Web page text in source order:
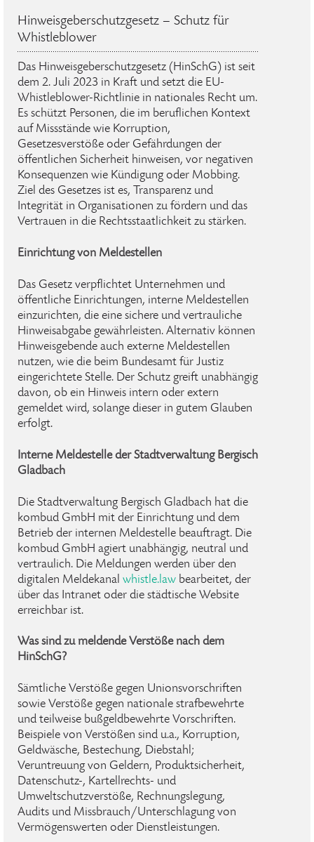
Hinweisgeberschutzgesetz – Schutz für
Whistleblower
Das Hinweisgeberschutzgesetz (HinSchG) ist seit
dem 2. Juli 2023 in Kraft und setzt die EU-
Whistleblower-Richtlinie in nationales Recht um.
Es schützt Personen, die im beruflichen Kontext
auf Missstände wie Korruption,
Gesetzesverstöße oder Gefährdungen der
öffentlichen Sicherheit hinweisen, vor negativen
Konsequenzen wie Kündigung oder Mobbing.
Ziel des Gesetzes ist es, Transparenz und
Integrität in Organisationen zu fördern und das
Vertrauen in die Rechtsstaatlichkeit zu stärken.
Einrichtung von Meldestellen
Das Gesetz verpflichtet Unternehmen und
öffentliche Einrichtungen, interne Meldestellen
einzurichten, die eine sichere und vertrauliche
Hinweisabgabe gewährleisten. Alternativ können
Hinweisgebende auch externe Meldestellen
nutzen, wie die beim Bundesamt für Justiz
eingerichtete Stelle. Der Schutz greift unabhängig
davon, ob ein Hinweis intern oder extern
gemeldet wird, solange dieser in gutem Glauben
erfolgt.
Interne Meldestelle der Stadtverwaltung Bergisch
Gladbach
Die Stadtverwaltung Bergisch Gladbach hat die
kombud GmbH mit der Einrichtung und dem
Betrieb der internen Meldestelle beauftragt. Die
kombud GmbH agiert unabhängig, neutral und
vertraulich. Die Meldungen werden über den
digitalen Meldekanal whistle.law bearbeitet, der
über das Intranet oder die städtische Website
erreichbar ist.
Was sind zu meldende Verstöße nach dem
HinSchG?
Sämtliche Verstöße gegen Unionsvorschriften
sowie Verstöße gegen nationale strafbewehrte
und teilweise bußgeldbewehrte Vorschriften.
Beispiele von Verstößen sind u.a., Korruption,
Geldwäsche, Bestechung, Diebstahl;
Veruntreuung von Geldern, Produktsicherheit,
Datenschutz-, Kartellrechts- und
Umweltschutzverstöße, Rechnungslegung,
Audits und Missbrauch/Unterschlagung von
Vermögenswerten oder Dienstleistungen.